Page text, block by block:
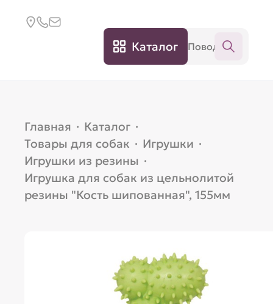
Каталог
Главная · Каталог ·
Товары для собак · Игрушки ·
Игрушки из резины ·
Игрушка для собак из цельнолитой
резины "Кость шипованная", 155мм